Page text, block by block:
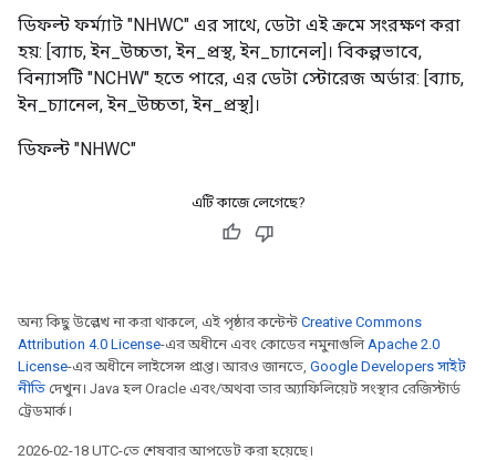
ডিফল্ট ফর্ম্যাট "NHWC" এর সাথে, ডেটা এই ক্রমে সংরক্ষণ করা
হয়: [ব্যাচ, ইন_উচ্চতা, ইন_প্রস্থ, ইন_চ্যানেল]। বিকল্পভাবে,
বিন্যাসটি "NCHW" হতে পারে, এর ডেটা স্টোরেজ অর্ডার: [ব্যাচ,
ইন_চ্যানেল, ইন_উচ্চতা, ইন_প্রস্থ]।
ডিফল্ট "NHWC"
এটি কাজে লেগেছে?
অন্য কিছু উল্লেখ না করা থাকলে, এই পৃষ্ঠার কন্টেন্ট Creative Commons
Attribution 4.0 License-এর অধীনে এবং কোডের নমুনাগুলিApache 2.0
License-এর অধীনে লাইসেন্স প্রাপ্ত। আরও জানতে, Google Developers সাইট
নীতি দেখুন। Java হল Oracle এবং/অথবা তার অ্যাফিলিয়েট সংস্থার রেজিস্টার্ড
ট্রেডমার্ক।
2026-02-18 UTC-তে শেষবার আপডেট করা হয়েছে।